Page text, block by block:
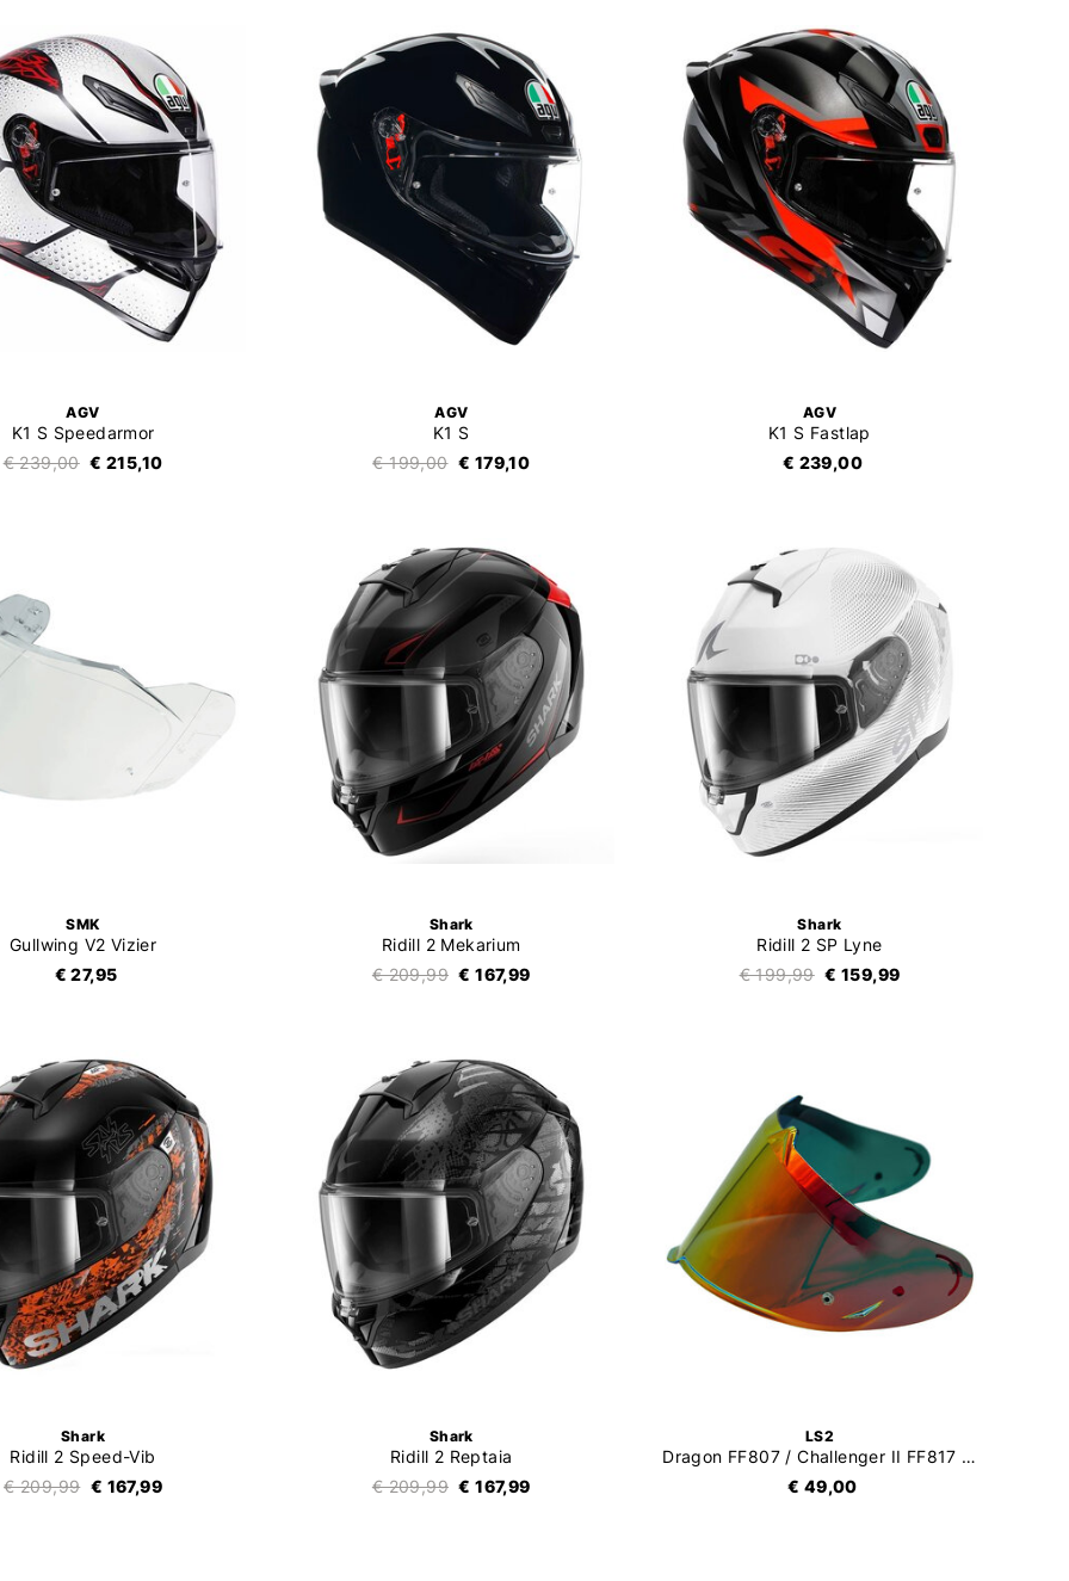
AGV
K1 S Speedarmor
€ 239,00 € 215,10
AGV
K1 S
€ 199,00 € 179,10
AGV
K1 S Fastlap
€ 239,00
SMK
Gullwing V2 Vizier
€ 27,95
Shark
Ridill 2 Mekarium
€ 209,99 € 167,99
Shark
Ridill 2 SP Lyne
€ 199,99 € 159,99
Shark
Ridill 2 Speed-Vib
€ 209,99 € 167,99
Shark
Ridill 2 Reptaia
€ 209,99 € 167,99
LS2
Dragon FF807 / Challenger II FF817 Vizier Electric
€ 49,00